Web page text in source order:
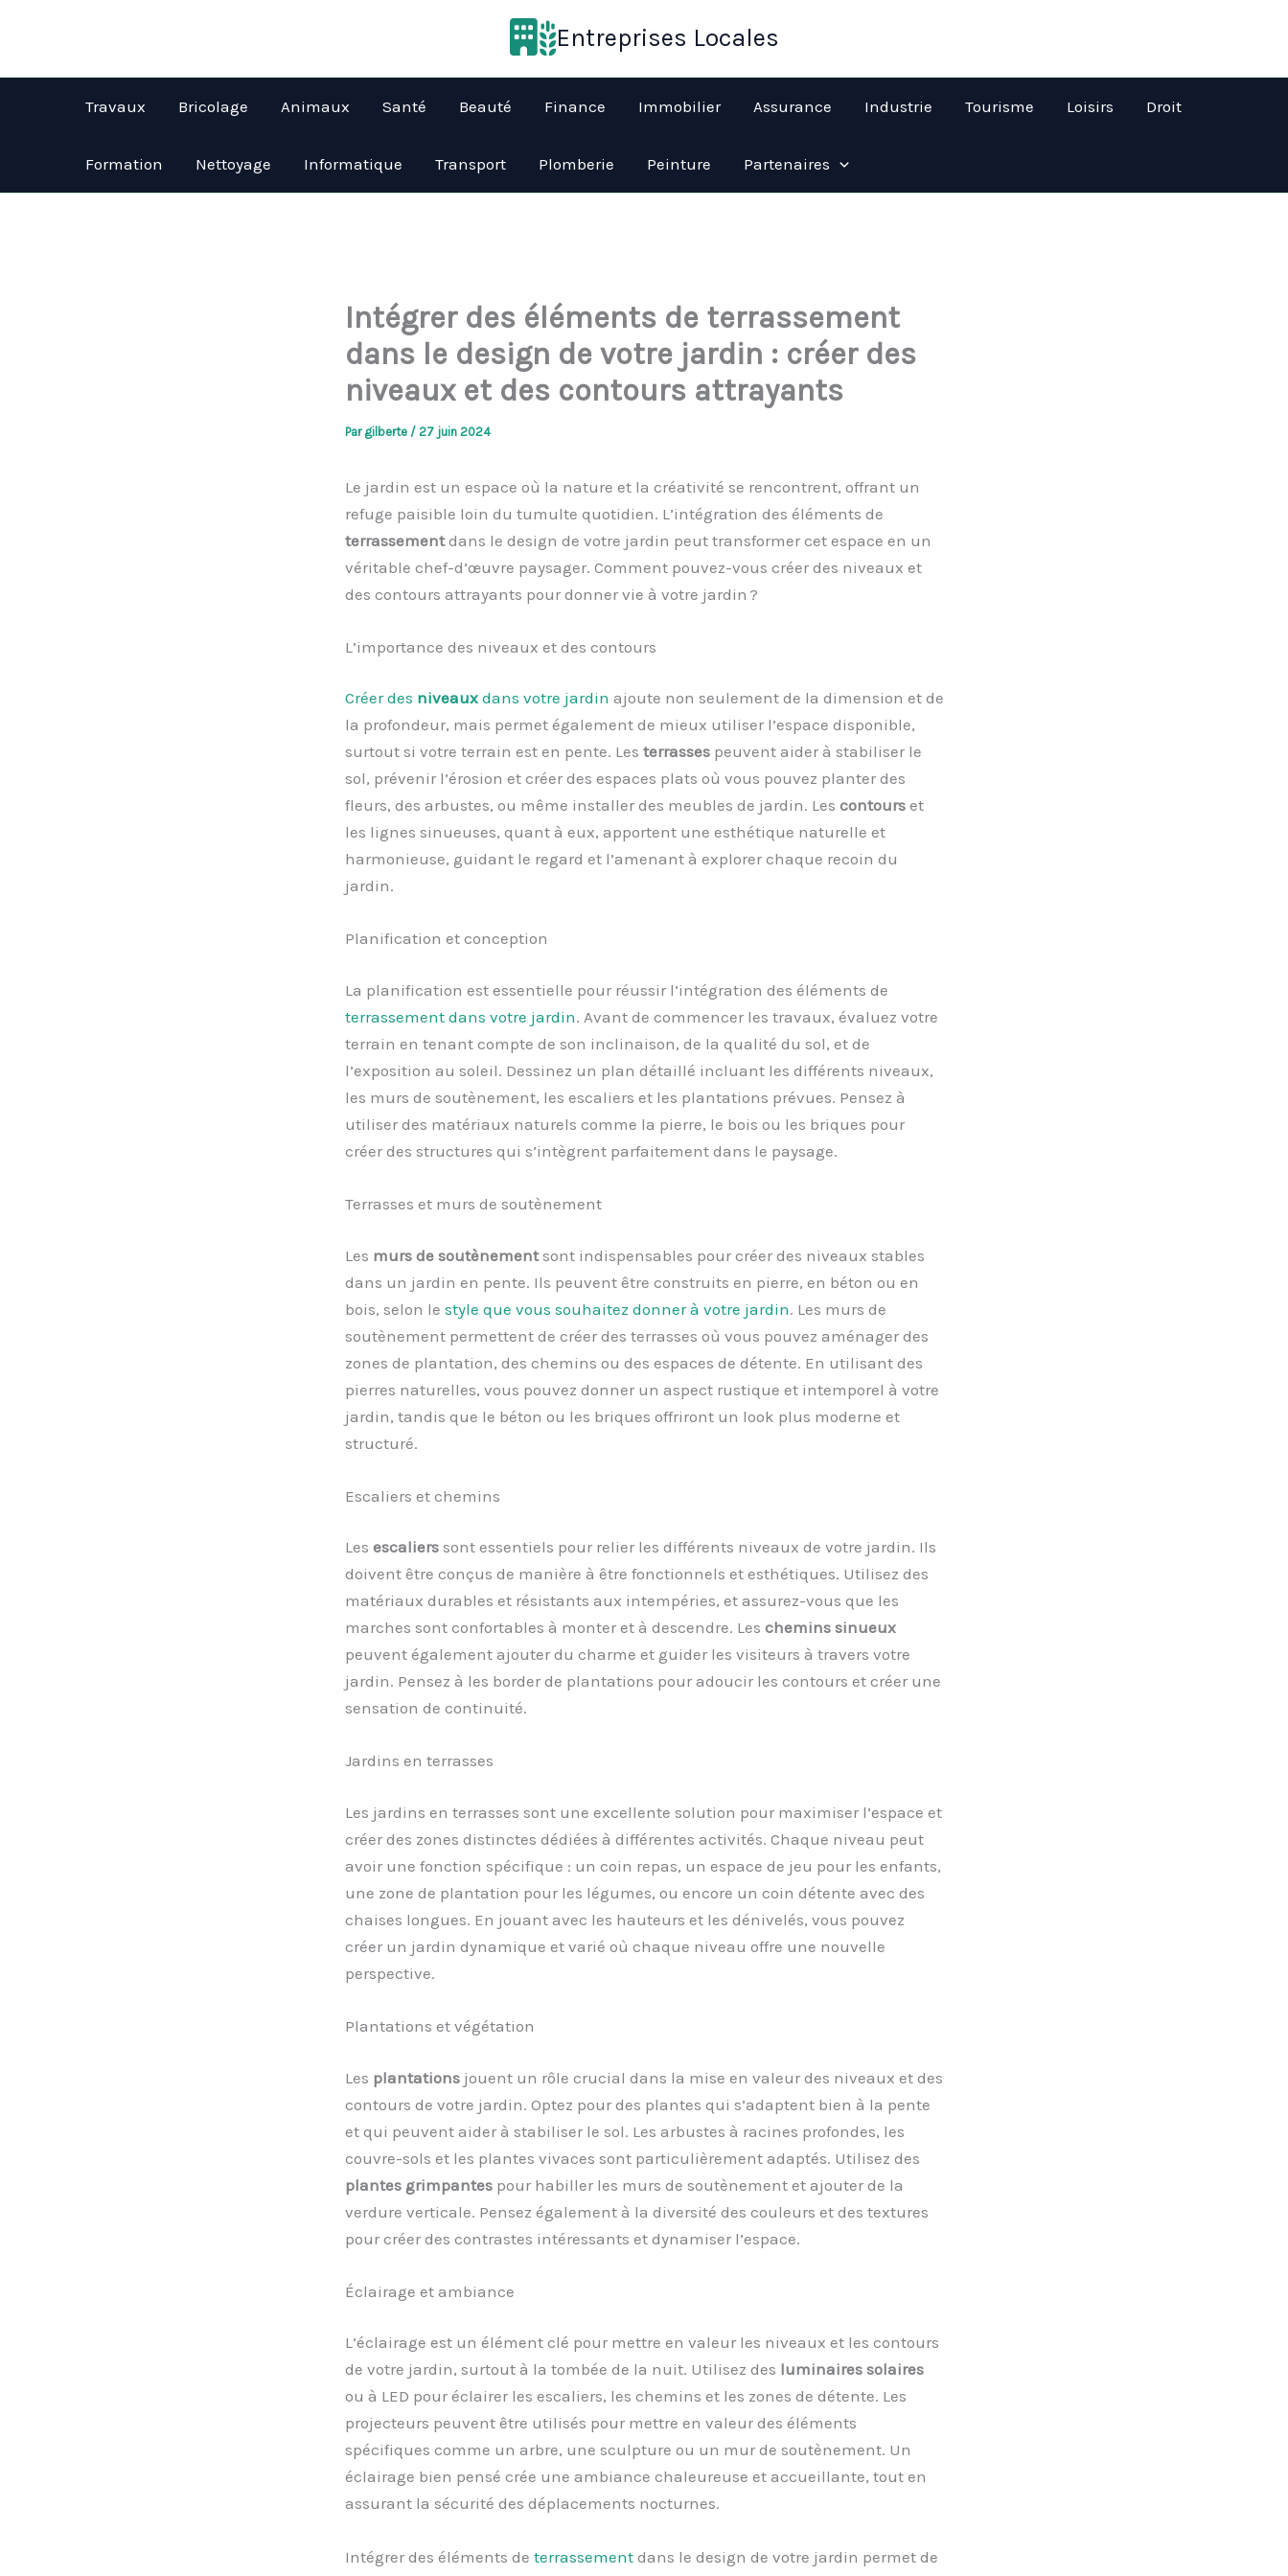
Entreprises Locales
Travaux Bricolage Animaux Santé Beauté Finance Immobilier Assurance Industrie Tourisme Loisirs Droit
Formation Nettoyage Informatique Transport Plomberie Peinture Partenaires
Intégrer des éléments de terrassement
dans le design de votre jardin : créer des
niveaux et des contours attrayants
Par gilberte / 27 juin 2024
Le jardin est un espace où la nature et la créativité se rencontrent, offrant un
refuge paisible loin du tumulte quotidien. L’intégration des éléments de
terrassementdans le design de votre jardin peut transformer cet espace en un
véritable chef-d’œuvre paysager. Comment pouvez-vous créer des niveaux et
des contours attrayants pour donner vie à votre jardin ?
L’importance des niveaux et des contours
Créer des niveauxdans votre jardin ajoute non seulement de la dimension et de
la profondeur, mais permet également de mieux utiliser l’espace disponible,
surtout si votre terrain est en pente. Les terrassespeuvent aider à stabiliser le
sol, prévenir l’érosion et créer des espaces plats où vous pouvez planter des
fleurs, des arbustes, ou même installer des meubles de jardin. Les contourset
les lignes sinueuses, quant à eux, apportent une esthétique naturelle et
harmonieuse, guidant le regard et l’amenant à explorer chaque recoin du
jardin.
Planification et conception
La planification est essentielle pour réussir l’intégration des éléments de
terrassement dans votre jardin. Avant de commencer les travaux, évaluez votre
terrain en tenant compte de son inclinaison, de la qualité du sol, et de
l’exposition au soleil. Dessinez un plan détaillé incluant les différents niveaux,
les murs de soutènement, les escaliers et les plantations prévues. Pensez à
utiliser des matériaux naturels comme la pierre, le bois ou les briques pour
créer des structures qui s’intègrent parfaitement dans le paysage.
Terrasses et murs de soutènement
Les murs de soutènementsont indispensables pour créer des niveaux stables
dans un jardin en pente. Ils peuvent être construits en pierre, en béton ou en
bois, selon le style que vous souhaitez donner à votre jardin. Les murs de
soutènement permettent de créer des terrasses où vous pouvez aménager des
zones de plantation, des chemins ou des espaces de détente. En utilisant des
pierres naturelles, vous pouvez donner un aspect rustique et intemporel à votre
jardin, tandis que le béton ou les briques offriront un look plus moderne et
structuré.
Escaliers et chemins
Les escalierssont essentiels pour relier les différents niveaux de votre jardin. Ils
doivent être conçus de manière à être fonctionnels et esthétiques. Utilisez des
matériaux durables et résistants aux intempéries, et assurez-vous que les
marches sont confortables à monter et à descendre. Les chemins sinueux
peuvent également ajouter du charme et guider les visiteurs à travers votre
jardin. Pensez à les border de plantations pour adoucir les contours et créer une
sensation de continuité.
Jardins en terrasses
Les jardins en terrasses sont une excellente solution pour maximiser l’espace et
créer des zones distinctes dédiées à différentes activités. Chaque niveau peut
avoir une fonction spécifique : un coin repas, un espace de jeu pour les enfants,
une zone de plantation pour les légumes, ou encore un coin détente avec des
chaises longues. En jouant avec les hauteurs et les dénivelés, vous pouvez
créer un jardin dynamique et varié où chaque niveau offre une nouvelle
perspective.
Plantations et végétation
Les plantationsjouent un rôle crucial dans la mise en valeur des niveaux et des
contours de votre jardin. Optez pour des plantes qui s’adaptent bien à la pente
et qui peuvent aider à stabiliser le sol. Les arbustes à racines profondes, les
couvre-sols et les plantes vivaces sont particulièrement adaptés. Utilisez des
plantes grimpantespour habiller les murs de soutènement et ajouter de la
verdure verticale. Pensez également à la diversité des couleurs et des textures
pour créer des contrastes intéressants et dynamiser l’espace.
Éclairage et ambiance
L’éclairage est un élément clé pour mettre en valeur les niveaux et les contours
de votre jardin, surtout à la tombée de la nuit. Utilisez des luminaires solaires
ou à LED pour éclairer les escaliers, les chemins et les zones de détente. Les
projecteurs peuvent être utilisés pour mettre en valeur des éléments
spécifiques comme un arbre, une sculpture ou un mur de soutènement. Un
éclairage bien pensé crée une ambiance chaleureuse et accueillante, tout en
assurant la sécurité des déplacements nocturnes.
Intégrer des éléments de terrassementdans le design de votre jardin permet de